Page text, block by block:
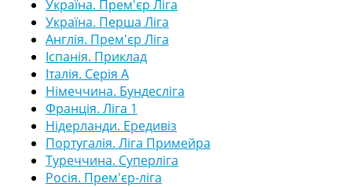
Україна. Прем'єр Ліга
Україна. Перша Ліга
Англія. Прем'єр Ліга
Іспанія. Приклад
Італія. Серія А
Німеччина. Бундесліга
Франція. Ліга 1
Нідерланди. Ередивіз
Португалія. Ліга Примейра
Туреччина. Суперліга
Росія. Прем'єр-ліга